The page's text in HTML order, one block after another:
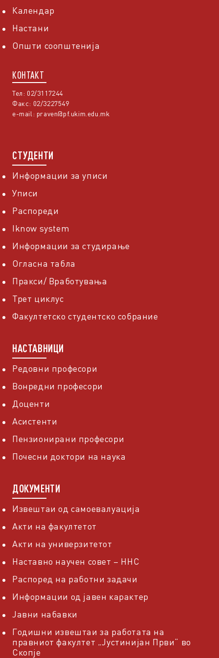
Календар
Настани
Општи соопштенија
КОНТАКТ
Тел: 02/3117244
Факс: 02/3227549
e-mail: praven@pf.ukim.edu.mk
СТУДЕНТИ
Информации за уписи
Уписи
Распореди
Iknow system
Информации за студирање
Огласна табла
Пракси/ Вработувања
Трет циклус
Факултетско студентско собрание
НАСТАВНИЦИ
Редовни професори
Вонредни професори
Доценти
Асистенти
Пензионирани професори
Почесни доктори на наука
ДОКУМЕНТИ
Извештаи од самоевалуација
Акти на факултетот
Акти на универзитетот
Наставно научен совет – ННС
Распоред на работни задачи
Информации од јавен карактер
Јавни набавки
Годишни извештаи за работата на
правниот факултет „Јустинијан Први“ во
Скопје